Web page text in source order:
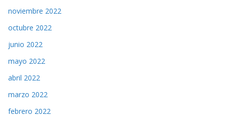
noviembre 2022
octubre 2022
junio 2022
mayo 2022
abril 2022
marzo 2022
febrero 2022